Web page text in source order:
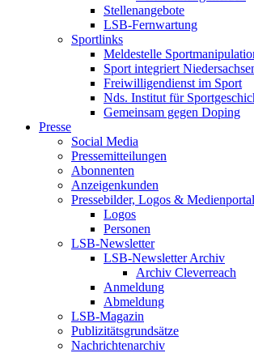
Stellenangebote
LSB-Fernwartung
Sportlinks
Meldestelle
Sport integriert
Freiwilligendienst im Sport
Nds. Institut für
Gemeinsam gegen Doping
Presse
Social Media
Pressemitteilungen
Abonnenten
Anzeigenkunden
Pressebilder, Logos & Medienportal
Logos
Personen
LSB-Newsletter
LSB-Newsletter Archiv
Archiv Cleverreach
Anmeldung
Abmeldung
LSB-Magazin
Publizitätsgrundsätze
Nachrichtenarchiv